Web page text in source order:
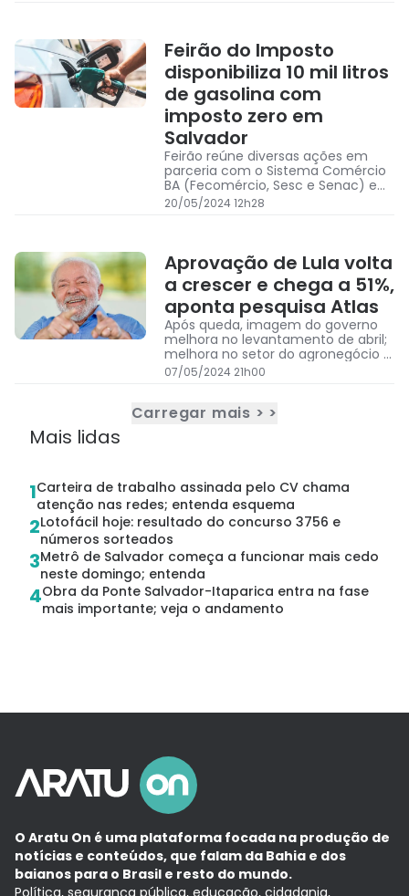
Feirão do Imposto
disponibiliza 10 mil litros
de gasolina com
imposto zero em
Salvador
Feirão reúne diversas ações em
parceria com o Sistema Comércio
BA (Fecomércio, Sesc e Senac) e
Sistema FIEB
20/05/2024 12h28
Aprovação de Lula volta
a crescer e chega a 51%,
aponta pesquisa Atlas
Após queda, imagem do governo
melhora no levantamento de abril;
melhora no setor do agronegócio é
destaque
07/05/2024 21h00
Carregar mais > >
Mais lidas
1Carteira de trabalho assinada pelo CV chama
atenção nas redes; entenda esquema
2Lotofácil hoje: resultado do concurso 3756 e
números sorteados
3Metrô de Salvador começa a funcionar mais cedo
neste domingo; entenda
4Obra da Ponte Salvador-Itaparica entra na fase
mais importante; veja o andamento
O Aratu On é uma plataforma focada na produção de
notícias e conteúdos, que falam da Bahia e dos
baianos para o Brasil e resto do mundo.
Política, segurança pública, educação, cidadania,